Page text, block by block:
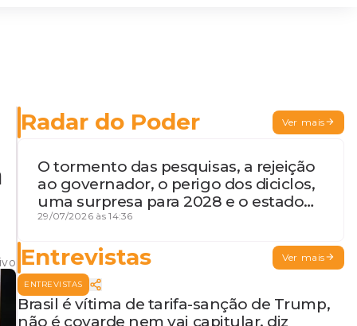
Radar do Poder Ver mais
O tormento das pesquisas, a rejeição
ao governador, o perigo dos diciclos,
uma surpresa para 2028 e o estado
de terceira guerra mundial
29/07/2026 às 14:36
Entrevistas Ver mais
ENTREVISTAS
Brasil é vítima de tarifa-sanção de Trump,
não é covarde nem vai capitular, diz